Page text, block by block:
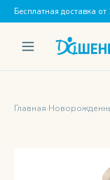
Бесплатная доставка
Главная›